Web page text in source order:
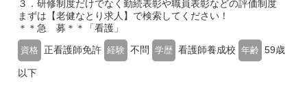
３．研修制度だけでなく勤続表彰や職員表彰などの評価制度
まずは【老健なとり求人】で検索してください！
＊＊急 募＊＊「看護」
資格 正看護師免許 経験 不問 学歴 看護師養成校 年齢 59歳
以下